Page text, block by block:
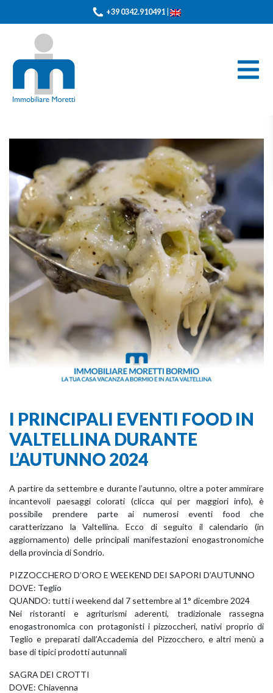
+39 0342.910491
I PRINCIPALI EVENTI FOOD IN
VALTELLINA DURANTE
L’AUTUNNO 2024
A partire da settembre e durante l’autunno, oltre a poter ammirare
incantevoli paesaggi colorati (clicca qui per maggiori info), è
possibile prendere parte ai numerosi eventi food che
caratterizzano la Valtellina. Ecco di seguito il calendario (in
aggiornamento) delle principali manifestazioni enogastronomiche
della provincia di Sondrio.
PIZZOCCHERO D’ORO E WEEKEND DEI SAPORI D’AUTUNNO
DOVE: Teglio
QUANDO: tutti i weekend dal 7 settembre al 1° dicembre 2024
Nei ristoranti e agriturismi aderenti, tradizionale rassegna
enogastronomica con protagonisti i pizzoccheri, nativi proprio di
Teglio e preparati dall’Accademia del Pizzocchero, e altri menù a
base di tipici prodotti autunnali
SAGRA DEI CROTTI
DOVE: Chiavenna